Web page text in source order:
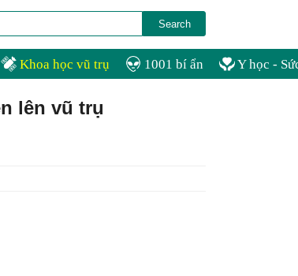
Khoa học vũ trụ 1001 bí ẩn Y học -
lên vũ trụ